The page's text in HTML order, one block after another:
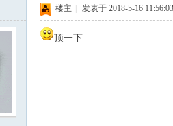
楼主 发表于 2018-5-16 11:56:03
顶一下